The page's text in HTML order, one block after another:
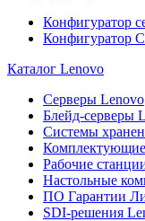
Конфигуратор
Конфигуратор
Каталог Lenovo
Серверы Lenovo
Блейд-серверы
Системы
Рабочие
Настольные
ПО Гарантии
SDI-решения